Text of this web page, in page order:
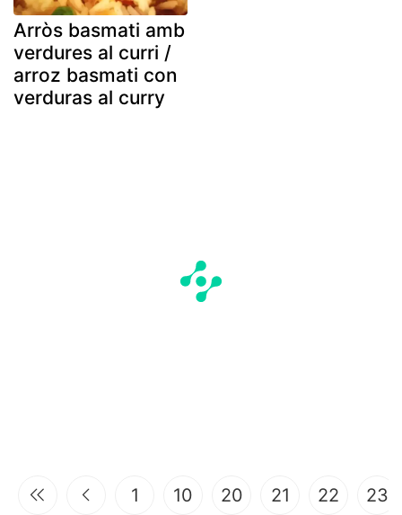
Arròs basmati amb
verdures al curri /
arroz basmati con
verduras al curry
1 10 20 21 22 23